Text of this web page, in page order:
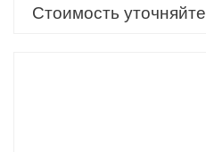
Стоимость уточняйте